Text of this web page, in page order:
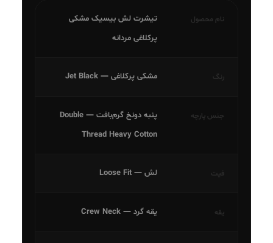
نام محصول
تیشرت لش بیسیک مشکی
پرکلاغی مردانه
رنگ مشکی پرکلاغی — Jet Black
جنس پارچه
پنبه دونخ گرم‌بافت — Double
Thread Heavy Cotton
فیت لش — Loose Fit
یقه یقه گرد — Crew Neck